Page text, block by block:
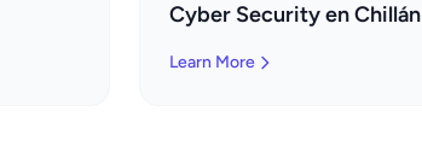
Cyber Security en Chillán
Learn More